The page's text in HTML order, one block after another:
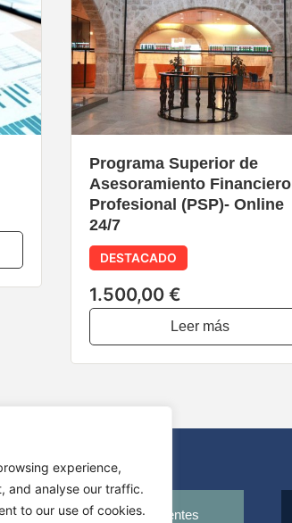
experience,
and analyse our traffic.
to our use of cookies.
Programa Superior de
Asesoramiento Financiero
Profesional (PSP)- Online
24/7
DESTACADO
1.500,00 €
Leer más
Preguntas Frecuentes